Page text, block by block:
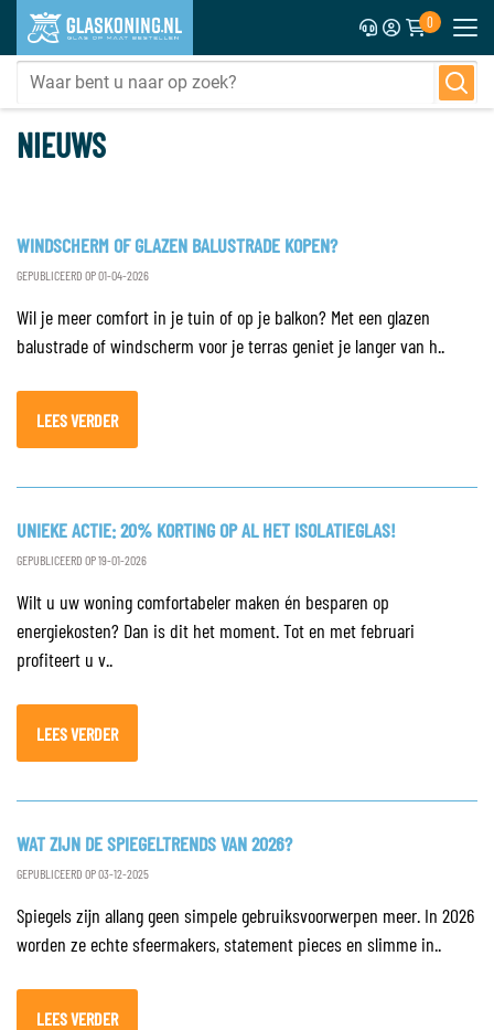
0
NIEUWS
WINDSCHERM OF GLAZEN BALUSTRADE KOPEN?
GEPUBLICEERD OP 01-04-2026
Wil je meer comfort in je tuin of op je balkon? Met een glazen
balustrade of windscherm voor je terras geniet je langer van h..
LEES VERDER
UNIEKE ACTIE: 20% KORTING OP AL HET ISOLATIEGLAS!
GEPUBLICEERD OP 19-01-2026
Wilt u uw woning comfortabeler maken én besparen op
energiekosten? Dan is dit het moment. Tot en met februari
profiteert u v..
LEES VERDER
WAT ZIJN DE SPIEGELTRENDS VAN 2026?
GEPUBLICEERD OP 03-12-2025
Spiegels zijn allang geen simpele gebruiksvoorwerpen meer. In 2026
worden ze echte sfeermakers, statement pieces en slimme in..
LEES VERDER